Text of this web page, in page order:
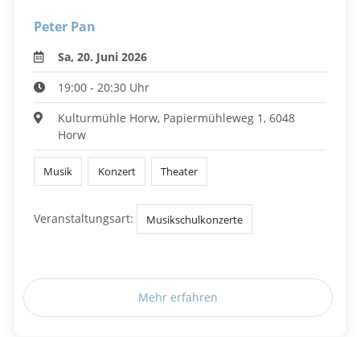
Peter Pan
Sa, 20. Juni 2026
19:00 - 20:30 Uhr
Kulturmühle Horw, Papiermühleweg 1, 6048
Horw
Musik Konzert Theater
Veranstaltungsart: Musikschulkonzerte
Mehr erfahren